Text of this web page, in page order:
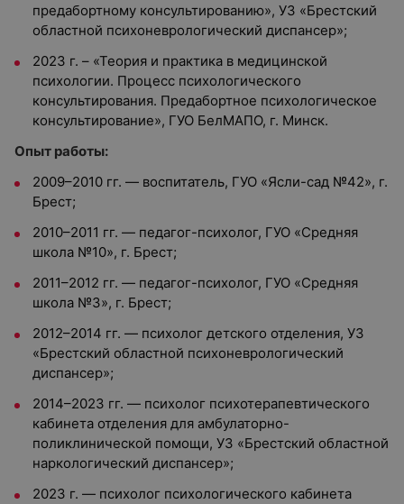
предабортному консультированию», УЗ «Брестский
областной психоневрологический диспансер»;
2023 г. – «Теория и практика в медицинской
психологии. Процесс психологического
консультирования. Предабортное психологическое
консультирование», ГУО БелМАПО, г. Минск.
Опыт работы:
2009–2010 гг. — воспитатель, ГУО «Ясли-сад №42», г.
Брест;
2010–2011 гг. — педагог-психолог, ГУО «Средняя
школа №10», г. Брест;
2011–2012 гг. — педагог-психолог, ГУО «Средняя
школа №3», г. Брест;
2012–2014 гг. — психолог детского отделения, УЗ
«Брестский областной психоневрологический
диспансер»;
2014–2023 гг. — психолог психотерапевтического
кабинета отделения для амбулаторно-
поликлинической помощи, УЗ «Брестский областной
наркологический диспансер»;
2023 г. — психолог психологического кабинета